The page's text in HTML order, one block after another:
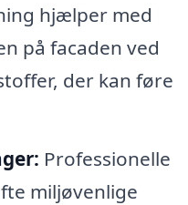
hjælper med
på facaden ved
der kan føre
Professionelle
miljøvenlige